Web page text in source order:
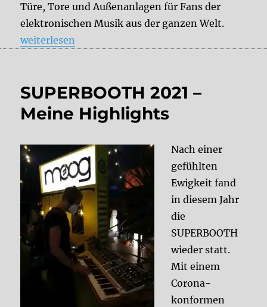
Türe, Tore und Außenanlagen für Fans der
elektronischen Musik aus der ganzen Welt.
„Save the Date: SUPERBOOTH 2022“
weiterlesen
SUPERBOOTH 2021 –
Meine Highlights
Nach einer
gefühlten
Ewigkeit fand
in diesem Jahr
die
SUPERBOOTH
wieder statt.
Mit einem
Corona-
konformen